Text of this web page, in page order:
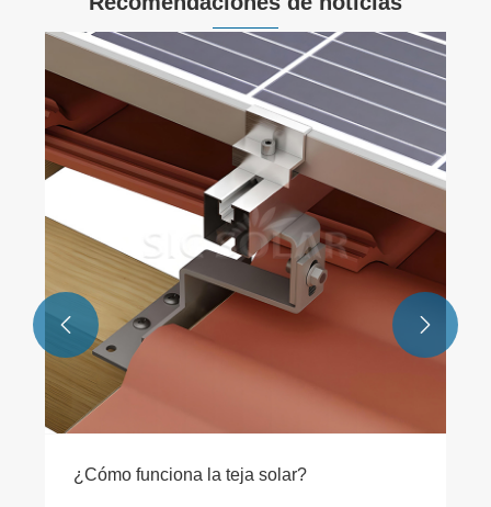
¿Cómo funciona la teja solar?
 